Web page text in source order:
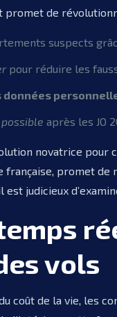
de
suspects
pour réduire les
après les JO
novatrice pour
promet de
est judicieux
vols
coût de la vie, les